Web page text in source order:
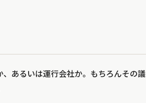
あるいは運行会社か。もちろんその議